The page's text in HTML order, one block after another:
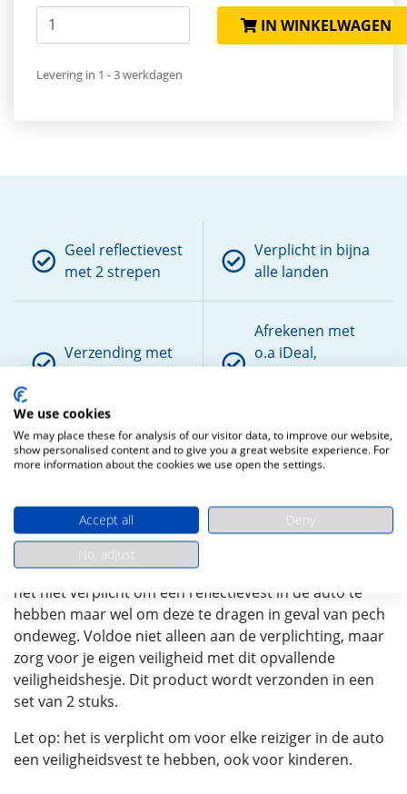
IN WINKELWAGEN
Levering in 1 - 3 werkdagen
Geel reflectievest
met 2 strepen
Verplicht in bijna
alle landen
Verzending met
Afrekenen met
o.a iDeal,
Veiligheidsvest/ Veiligheidshesje voor in de auto. In de
meeste Europese landen ben je verplicht om een
veiligheidsvest in je auto te hebben. In andere landen is
het niet verplicht om een reflectievest in de auto te
hebben maar wel om deze te dragen in geval van pech
ondeweg. Voldoe niet alleen aan de verplichting, maar
zorg voor je eigen veiligheid met dit opvallende
veiligheidshesje. Dit product wordt verzonden in een
set van 2 stuks.
Let op: het is verplicht om voor elke reiziger in de auto
een veiligheidsvest te hebben, ook voor kinderen.
We use cookies
We may place these for analysis of our visitor data, to improve our website,
show personalised content and to give you a great website experience. For
more information about the cookies we use open the settings.
Accept all
Deny
No, adjust